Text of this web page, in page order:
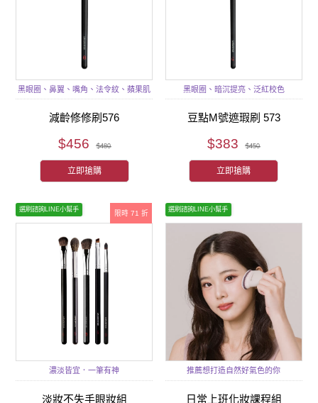
黑眼圈、鼻翼、嘴角、法令紋、蘋果肌
減齡修修刷576
$456 $480
立即搶購
黑眼圈、暗沉提亮、泛紅校色
豆點M號遮瑕刷 573
$383 $450
立即搶購
限時 71 折
選刷諮詢LINE小幫手
濃淡皆宜．一筆有神
淡妝不失手眼妝組
選刷諮詢LINE小幫手
推薦想打造自然好氣色的你
日常上班化妝課程組